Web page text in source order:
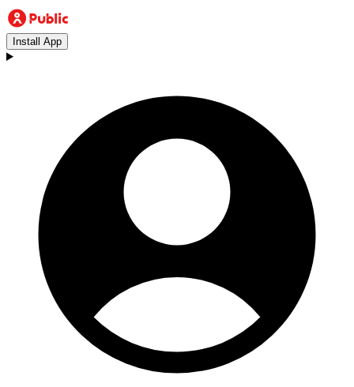
Install App